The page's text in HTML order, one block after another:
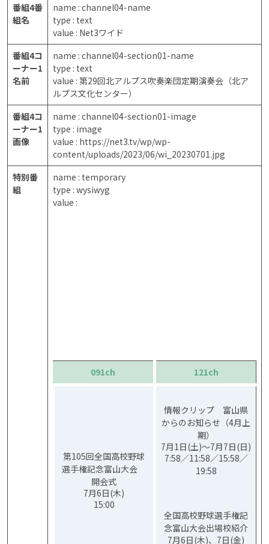
番組4番
組名
name : channel04-name
type : text
value : Net3ワイド
番組4コ
ーナー1
名前
name : channel04-section01-name
type : text
value : 第29回北アルプス吹奏楽団定期演奏会（北ア
ルプス文化センター）
番組4コ
ーナー1
画像
name : channel04-section01-image
type : image
value : https://net3.tv/wp/wp-
content/uploads/2023/06/wi_20230701.jpg
特別番
組
name : temporary
type : wysiwyg
value :
091ch 121ch
第105回全国高校野球
選手権記念富山大会
開会式
7月6日(木)
15:00
情報クリップ 富山県
からのお知らせ（4月上
期）
7月1日(土)～7月7日(日)
7:58／11:58／15:58／
19:58
全国高校野球選手権記
念富山大会出場校紹介
7月6日(木)、7日(金)